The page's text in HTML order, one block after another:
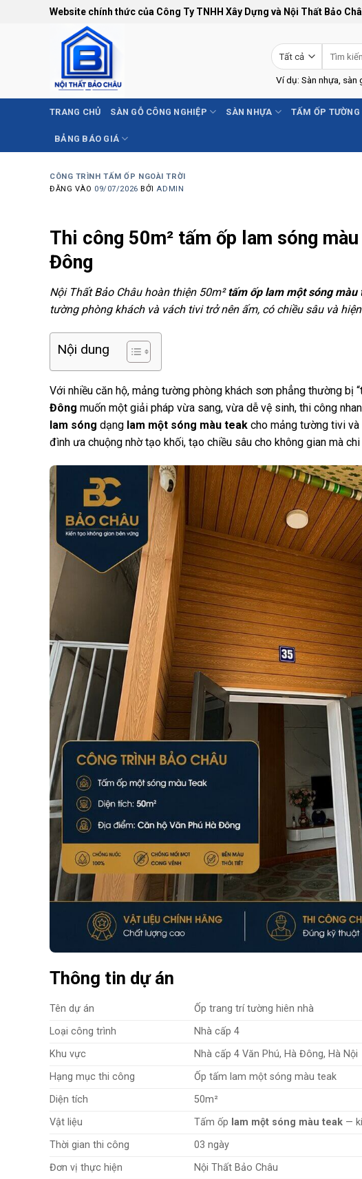
Website chính thức của Công Ty TNHH Xây Dựng và Nội Thất Bảo
kiếm:
Ví dụ: Sàn nhựa, sàn
TRANG CHỦ SÀN GỖ CÔNG NGHIỆP SÀN NHỰA TẤM ỐP TƯỜNG
BẢNG BÁO GIÁ
CÔNG TRÌNH TẤM ỐP NGOÀI TRỜI
ĐĂNG VÀO 09/07/2026 BỞI ADMIN
Thi công 50m² tấm ốp lam sóng
Đông
Nội Thất Bảo Châu hoàn thiện 50m²tấm ốp lam một sóng màu
tường phòng khách và vách tivi trở nên ấm, có chiều sâu và
Nội dung
Với nhiều căn hộ, mảng tường phòng khách sơn phẳng thường bị
Đông muốn một giải pháp vừa sang, vừa dễ vệ sinh, thi công
lam sóng dạng lam một sóng màu teak cho mảng tường tivi
đình ưa chuộng nhờ tạo khối, tạo chiều sâu cho không gian mà chi
Thông tin dự án
Tên dự án
Ốp trang trí tường hiên nhà
Loại công trình
Nhà cấp 4
Khu vực
Nhà cấp 4 Văn Phú, Hà Đông, Hà Nội
Hạng mục thi công
Ốp tấm lam một sóng màu teak
Diện tích
50m²
Vật liệu
Tấm ốp lam một sóng màu teak —
Thời gian thi công
03 ngày
Đơn vị thực hiện
Nội Thất Bảo Châu